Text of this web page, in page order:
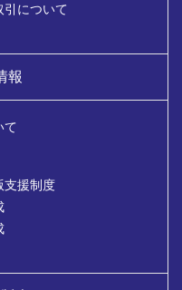
引について
報
て
支援制度